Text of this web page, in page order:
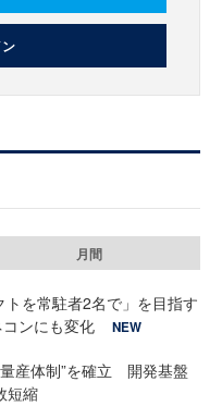
月間
を常駐者2名で」を目指す
ンにも変化
NEW
産体制”を確立 開発基盤
短縮